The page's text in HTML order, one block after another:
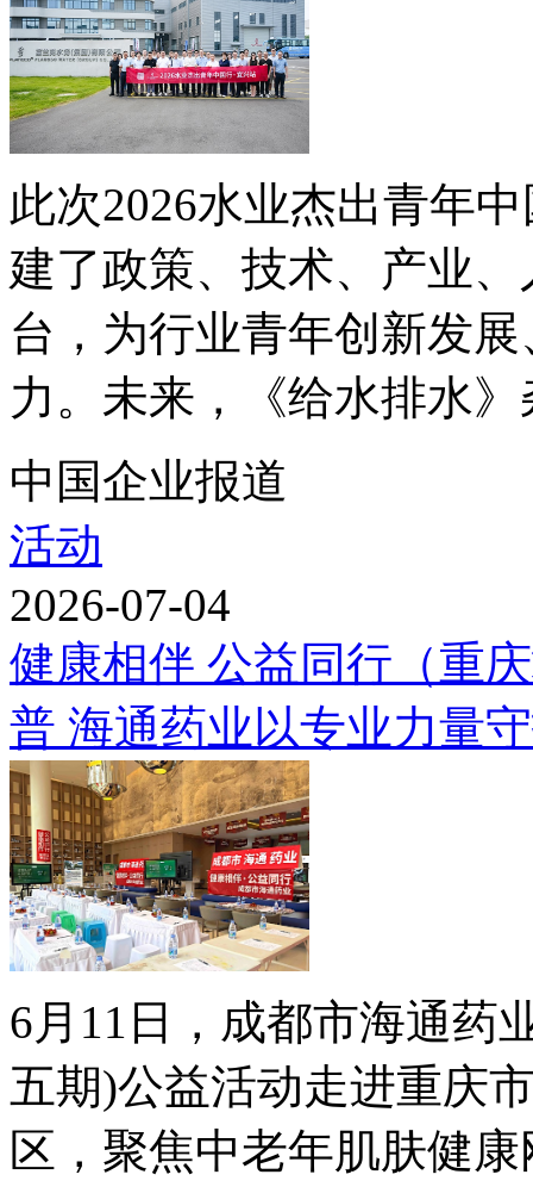
此次2026水业杰出青年
建了政策、技术、产业
台，为行业青年创新发
力。未来，《给水排水
中国企业报道
活动
2026-07-04
健康相伴 公益同行（重
普 海通药业以专业力量
6月11日，成都市海通药
五期)公益活动走进重庆
区，聚焦中老年肌肤健